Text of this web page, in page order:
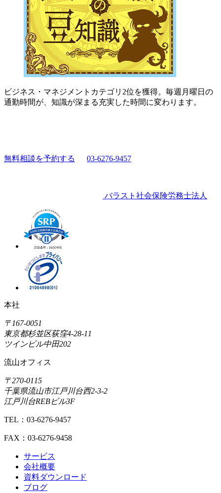
ビジネス・マネジメントカテゴリ2位を獲得。毎週月曜日の
通勤時間が、知識が深まる充実した時間に変わります。
無料相談を予約する 03-6276-9457
バラスト社会保険労務士法人
本社
〒167-0051
東京都杉並区荻窪4-28-11
ツインビル中田202
流山オフィス
〒270-0115
千葉県流山市江戸川台西2-3-2
江戸川台REBビル3F
TEL：03-6276-9457
FAX：03-6276-9458
サービス
会社概要
資料ダウンロード
ブログ